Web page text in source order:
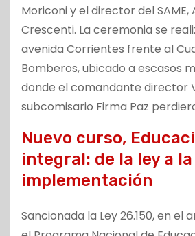
Moriconi y el director del SAME,
Crescenti. La ceremonia se
avenida Corrientes frente al
Bomberos, ubicado a escasos
donde el comandante director
subcomisario Firma Paz
Nuevo curso,
integral: de la ley a la
implementación
Sancionada la Ley 26.150, en el